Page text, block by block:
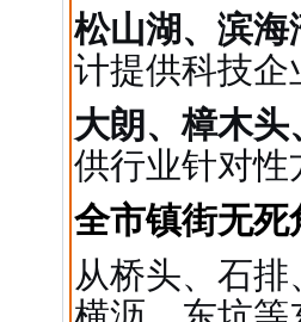
松山湖、滨海
计提供科技
大朗、樟木
供行业针对性
全市镇街无死
从桥头、石